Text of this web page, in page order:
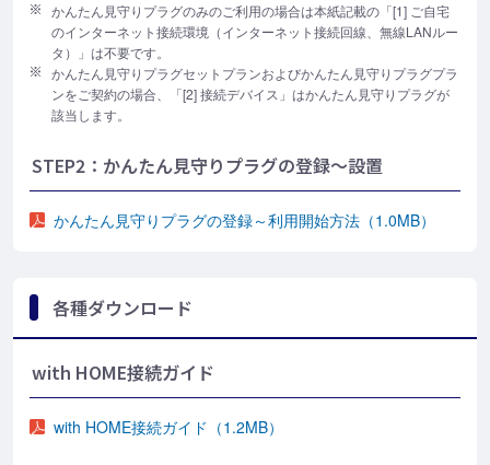
かんたん見守りプラグのみのご利用の場合は本紙記載の「[1] ご自宅
のインターネット接続環境（インターネット接続回線、無線LANルー
タ）」は不要です。
かんたん見守りプラグセットプランおよびかんたん見守りプラグプラ
ンをご契約の場合、「[2] 接続デバイス」はかんたん見守りプラグが
該当します。
STEP2：かんたん見守りプラグの登録～設置
かんたん見守りプラグの登録～利用開始方法（1.0MB）
各種ダウンロード
with HOME接続ガイド
with HOME接続ガイド（1.2MB）